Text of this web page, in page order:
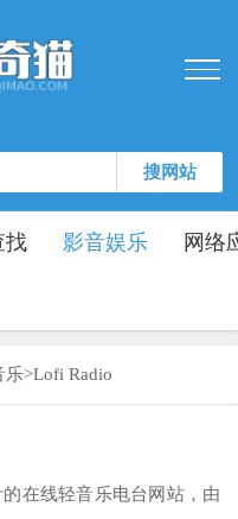
搜网站
找 影音娱乐 网络
乐>Lofi Radio
在线轻音乐电台网站，由